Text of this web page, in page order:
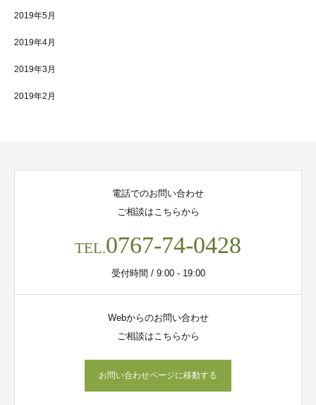
2019年5月
2019年4月
2019年3月
2019年2月
電話でのお問い合わせ
ご相談はこちらから
TEL.0767-74-0428
受付時間 / 9:00 - 19:00
Webからのお問い合わせ
ご相談はこちらから
お問い合わせページに移動する